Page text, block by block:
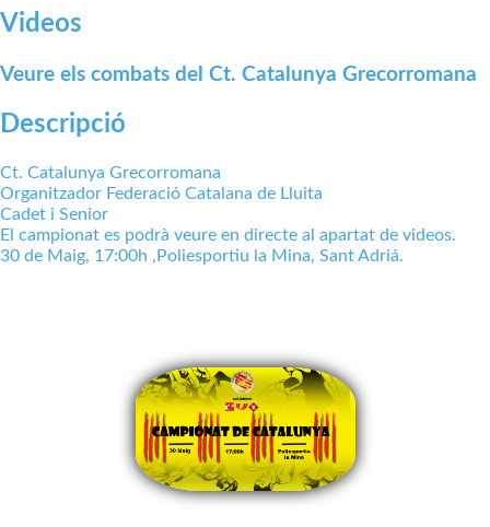
Videos
Veure els combats del Ct. Catalunya Grecorromana
Descripció
Ct. Catalunya Grecorromana
Organitzador Federació Catalana de Lluita
Cadet i Senior
El campionat es podrà veure en directe al apartat de videos.
30 de Maig, 17:00h ,Poliesportiu la Mina, Sant Adriá.